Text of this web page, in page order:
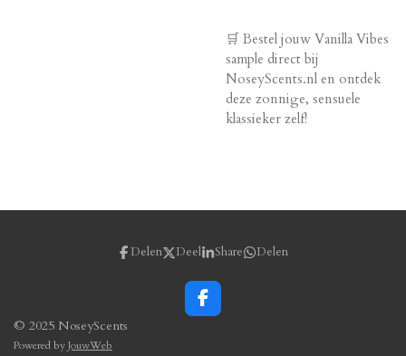
🛒 Bestel jouw Vanilla Vibes
sample direct bij
NoseyScents.nl en ontdek
deze zonnige, sensuele
klassieker zelf!
Delen Deel Share Delen
F
a
© 2025 NoseyScents
Powered byJouwWeb